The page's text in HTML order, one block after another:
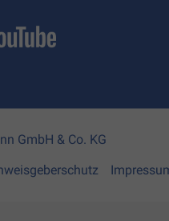
GmbH & Co. KG